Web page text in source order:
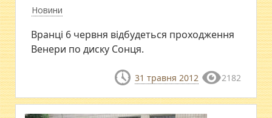
Новини
Вранці 6 червня відбудеться проходження
Венери по диску Сонця.
31 травня 2012 2182